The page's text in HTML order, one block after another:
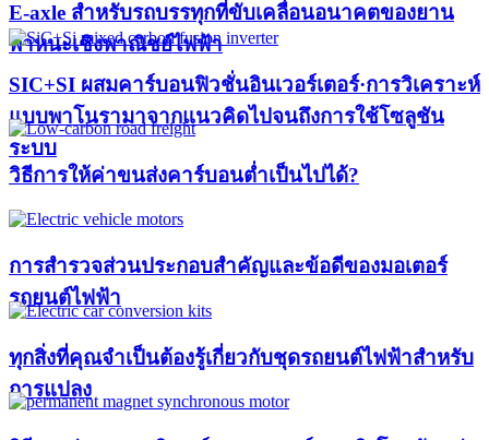
E-axle สำหรับรถบรรทุกที่ขับเคลื่อนอนาคตของยาน
พาหนะเชิงพาณิชย์ไฟฟ้า
SIC+SI ผสมคาร์บอนฟิวชั่นอินเวอร์เตอร์·การวิเคราะห์
แบบพาโนรามาจากแนวคิดไปจนถึงการใช้โซลูชัน
ระบบ
วิธีการให้ค่าขนส่งคาร์บอนต่ำเป็นไปได้?
การสำรวจส่วนประกอบสำคัญและข้อดีของมอเตอร์
รถยนต์ไฟฟ้า
ทุกสิ่งที่คุณจำเป็นต้องรู้เกี่ยวกับชุดรถยนต์ไฟฟ้าสำหรับ
การแปลง